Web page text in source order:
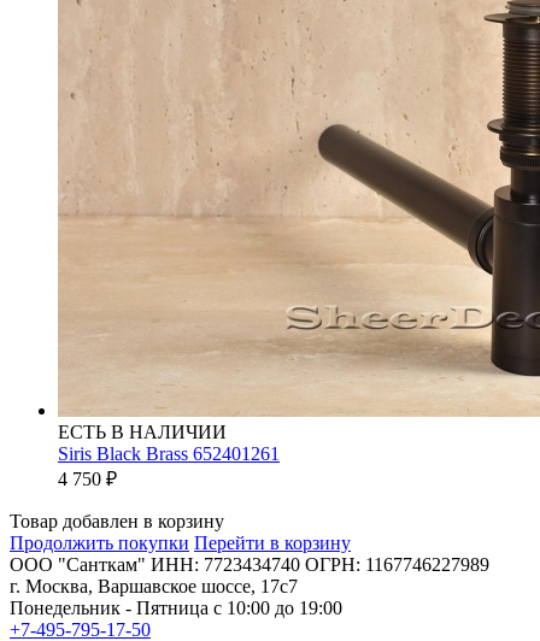
ЕСТЬ В НАЛИЧИИ
Siris Black Brass 652401261
4 750 ₽
Товар добавлен в корзину
Продолжить покупки Перейти в корзину
ООО "Санткам" ИНН: 7723434740 ОГРН: 1167746227989
г. Москва, Варшавское шоссе, 17с7
Понедельник - Пятница с 10:00 до 19:00
+7-495-795-17-50